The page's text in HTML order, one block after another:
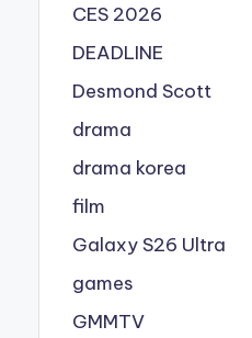
CES 2026
DEADLINE
Desmond Scott
drama
drama korea
film
Galaxy S26 Ultra
games
GMMTV